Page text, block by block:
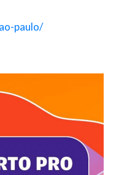
paulo/